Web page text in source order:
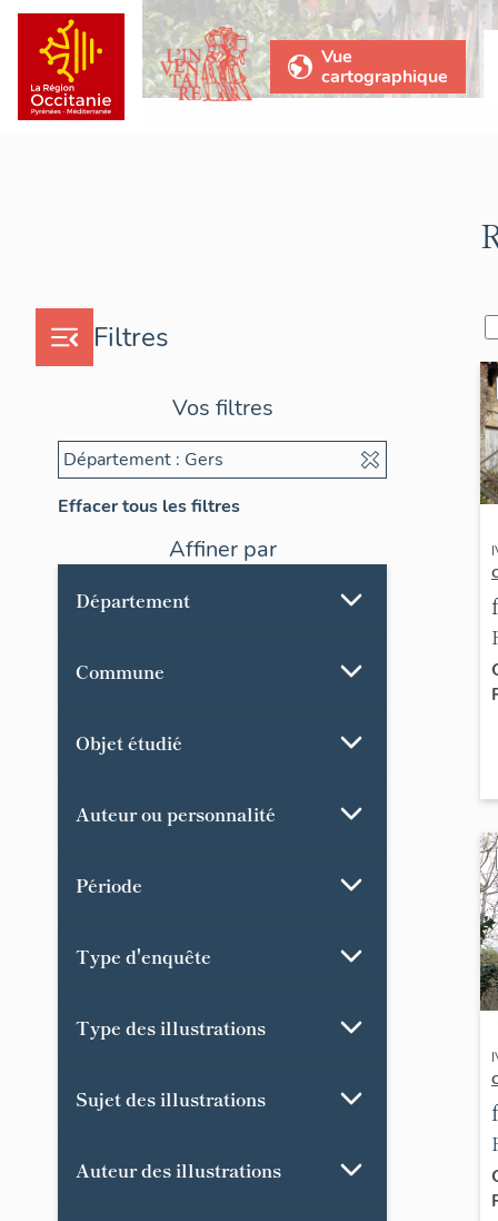
Vue
cartographique
Filtres
Vos filtres
Département : Gers
Effacer tous les filtres
Affiner par
Département
Commune
Objet étudié
Auteur ou personnalité
Période
Type d'enquête
Type des illustrations
Sujet des illustrations
Auteur des illustrations